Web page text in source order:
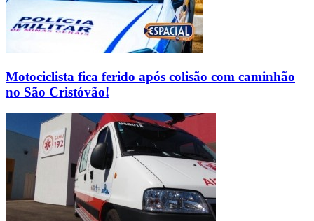
Motociclista fica ferido após colisão com caminhão
no São Cristóvão!